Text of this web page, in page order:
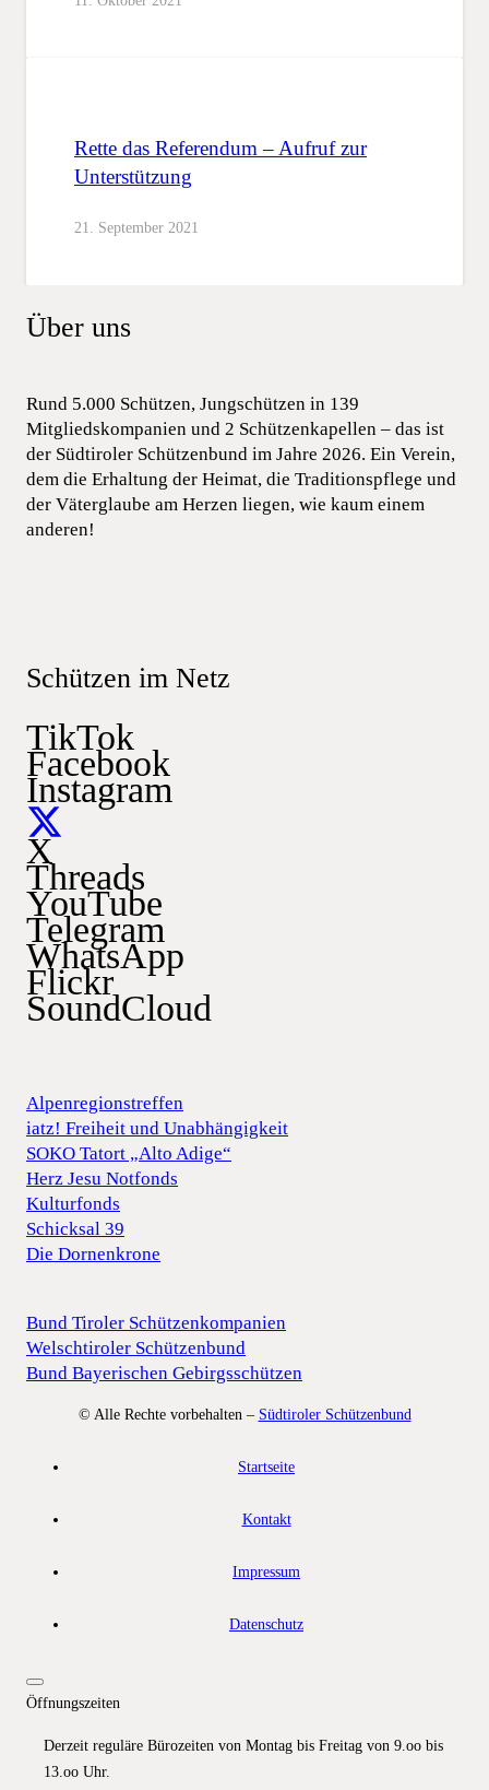
Rette das Referendum – Aufruf zur
Unterstützung
21. September 2021
Über uns
Rund 5.000 Schützen, Jungschützen in 139
Mitgliedskompanien und 2 Schützenkapellen – das ist
der Südtiroler Schützenbund im Jahre 2026. Ein Verein,
dem die Erhaltung der Heimat, die Traditionspflege und
der Väterglaube am Herzen liegen, wie kaum einem
anderen!
Schützen im Netz
TikTok
Facebook
Instagram
X
Threads
YouTube
Telegram
WhatsApp
Flickr
SoundCloud
Alpenregionstreffen
iatz! Freiheit und Unabhängigkeit
SOKO Tatort „Alto Adige“
Herz Jesu Notfonds
Kulturfonds
Schicksal 39
Die Dornenkrone
Bund Tiroler Schützenkompanien
Welschtiroler Schützenbund
Bund Bayerischen Gebirgsschützen
© Alle Rechte vorbehalten – Südtiroler Schützenbund
Startseite
Kontakt
Impressum
Datenschutz
Öffnungszeiten
Derzeit reguläre Bürozeiten von Montag bis Freitag von 9.oo bis
13.oo Uhr.